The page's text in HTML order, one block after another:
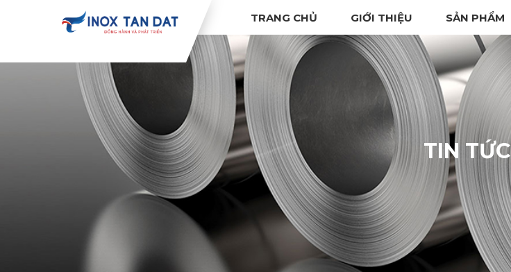
TRANG CHỦ GIỚI THIỆU SẢN PHẨM
TIN TỨC